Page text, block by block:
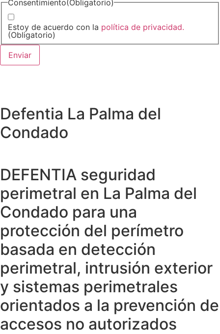
Consentimiento(Obligatorio)
Estoy de acuerdo con la política de privacidad.
(Obligatorio)
Defentia La Palma del
Condado
DEFENTIA seguridad
perimetral en La Palma del
Condado para una
protección del perímetro
basada en detección
perimetral, intrusión exterior
y sistemas perimetrales
orientados a la prevención de
accesos no autorizados